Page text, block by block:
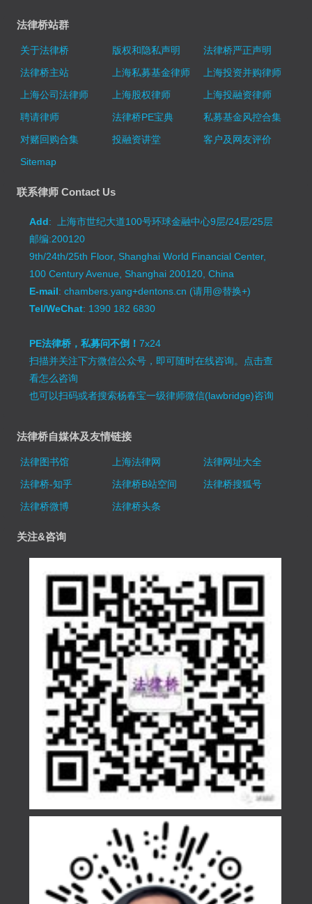
法律桥站群
关于法律桥 版权和隐私声明
法律桥严正声明
法律桥主站
上海私募基金律师
上海投资并购律师
上海公司法律师
上海股权律师
上海投融资律师
聘请律师
法律桥PE宝典
私募基金风控合集
对赌回购合集
投融资讲堂
客户及网友评价
Sitemap
联系律师 Contact Us
Add: 上海市世纪大道100号环球金融中心9层/24层/25层
邮编:200120
9th/24th/25th Floor, Shanghai World Financial Center,
100 Century Avenue, Shanghai 200120, China
E-mail: chambers.yang+dentons.cn (请用@替换+)
Tel/WeChat: 1390 182 6830
PE法律桥，私募问不倒！7x24
扫描并关注下方微信公众号，即可随时在线咨询。 点击查
看怎么咨询
也可以扫码或者搜索杨春宝一级律师微信(lawbridge)咨询
法律桥自媒体及友情链接
法律图书馆 上海法律网
法律网址大全
法律桥-知乎
法律桥B站空间
法律桥搜狐号
法律桥微博
法律桥头条
关注&咨询